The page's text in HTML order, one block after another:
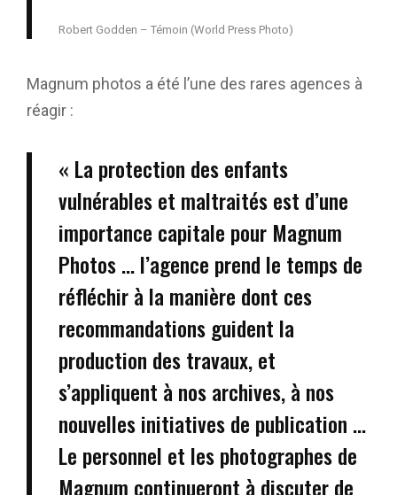
Robert Godden – Témoin (World Press Photo)
Magnum photos a été l’une des rares agences à
réagir :
« La protection des enfants
vulnérables et maltraités est d’une
importance capitale pour Magnum
Photos … l’agence prend le temps de
réfléchir à la manière dont ces
recommandations guident la
production des travaux, et
s’appliquent à nos archives, à nos
nouvelles initiatives de publication …
Le personnel et les photographes de
Magnum continueront à discuter de